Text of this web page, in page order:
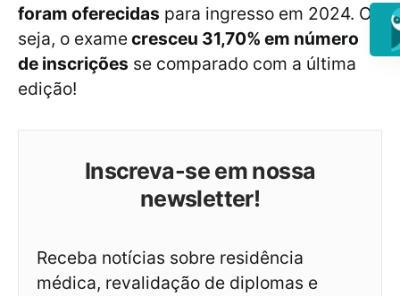
foram oferecidas para ingresso em 2024. Ou
seja, o examecresceu 31,70% em número
de inscrições se comparado com a última
edição!
Inscreva-se em nossa
newsletter!
Receba notícias sobre residência
médica, revalidação de diplomas e